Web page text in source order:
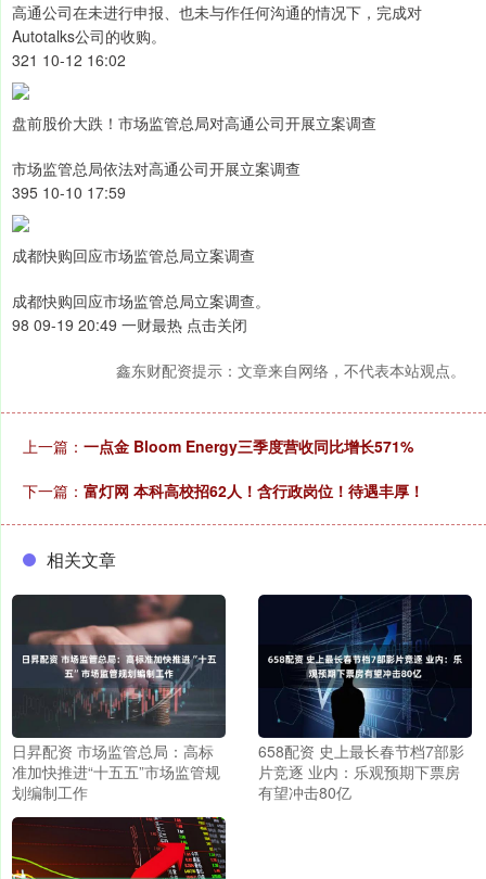
高通公司在未进行申报、也未与作任何沟通的情况下，完成对
Autotalks公司的收购。
321 10-12 16:02
盘前股价大跌！市场监管总局对高通公司开展立案调查
市场监管总局依法对高通公司开展立案调查
395 10-10 17:59
成都快购回应市场监管总局立案调查
成都快购回应市场监管总局立案调查。
98 09-19 20:49 一财最热 点击关闭
鑫东财配资提示：文章来自网络，不代表本站观点。
上一篇： 一点金 Bloom Energy三季度营收同比增长571%
下一篇： 富灯网 本科高校招62人！含行政岗位！待遇丰厚！
相关文章
日昇配资 市场监管总局：高标
准加快推进“十五五”市场监管规
划编制工作
658配资 史上最长春节档7部影
片竞逐 业内：乐观预期下票房
有望冲击80亿